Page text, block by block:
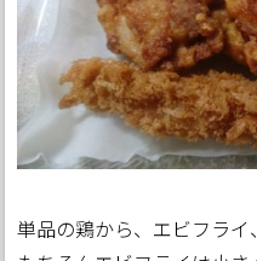
単品の鶏から、エビフライ